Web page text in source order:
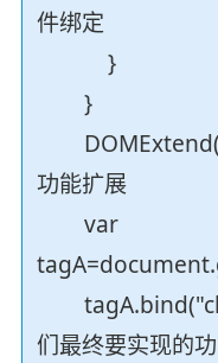
件绑定
}
}
功能扩展
var
们最终要实现的